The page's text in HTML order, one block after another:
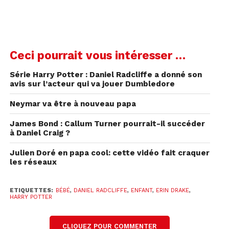
Erin Drakesemble avoir un ventre plus arrondi
qu’à son habitude.
Sans confirmation officielle de la part des
principaux.ales intéressé.e.s, il fallait cependant
rester prudent.e sur ce qu’on pouvait affirmer.
Ceci pourrait vous intéresser …
Série Harry Potter : Daniel Radcliffe a donné son
avis sur l’acteur qui va jouer Dumbledore
Neymar va être à nouveau papa
James Bond : Callum Turner pourrait-il succéder
à Daniel Craig ?
Julien Doré en papa cool: cette vidéo fait craquer
les réseaux
ETIQUETTES: BÉBÉ, DANIEL RADCLIFFE, ENFANT, ERIN DRAKE,
HARRY POTTER
CLIQUEZ POUR COMMENTER